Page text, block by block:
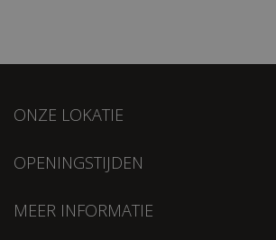
ONZE LOKATIE
OPENINGSTIJDEN
MEER INFORMATIE